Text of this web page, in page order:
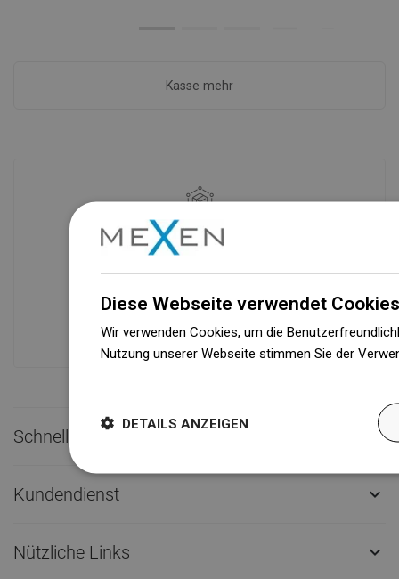
Kasse mehr
Verfügbarkeit von Waren
Ein modernes Logistikzentrum mit einer
Verfügbarkeit von mehr als 3.000.000
Produkten!
Schneller Kontakt 
Kundendienst 
Nützliche Links 
Diese Webseite verwendet
Wir verwenden Cookies, um die
Nutzung unserer Webseite stimmen Sie der
DETAILS ANZEIGEN